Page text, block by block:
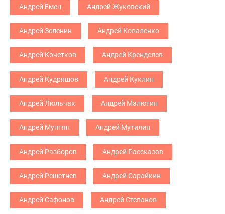
Андрей Емец Андрей Жуковский
Андрей Зеленин Андрей Коваленко
Андрей Кочетков Андрей Кренделев
Андрей Кудряшов Андрей Куклин
Андрей Люльчак Андрей Малютин
Андрей Мунтян Андрей Мутилин
Андрей Разборов Андрей Рассказов
Андрей Решетнев Андрей Сарайкин
Андрей Сафонов Андрей Степанов